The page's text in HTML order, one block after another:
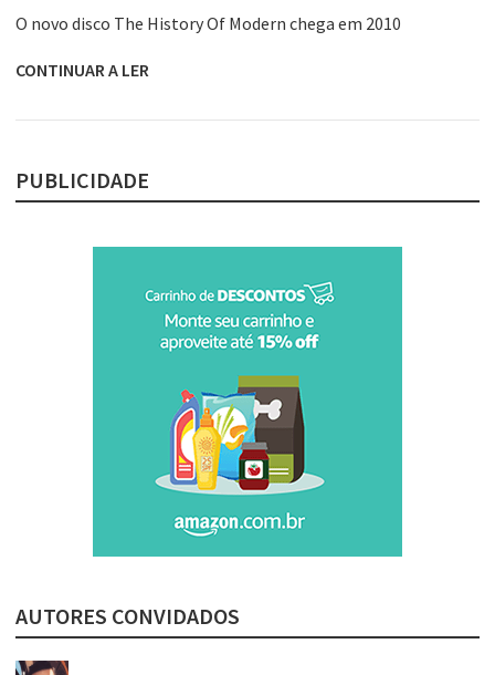
Voto obrigatório é correto?
O novo disco The History Of Modern chega em 2010
CONTINUAR A LER
PUBLICIDADE
AUTORES CONVIDADOS